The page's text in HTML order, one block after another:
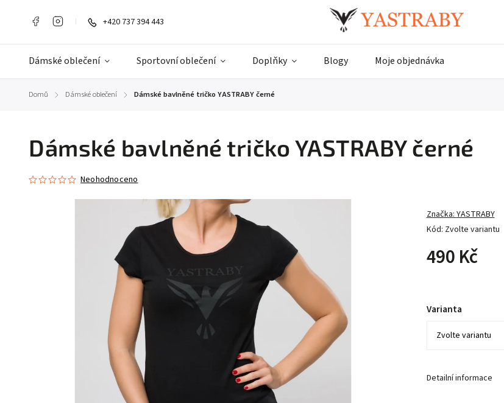
+420 737 394 443
Dámské oblečení Sportovní oblečení Doplňky Blogy Moje objednávka
Domů / Dámské oblečení / Dámské bavlněné tričko YASTRABY černé
Dámské bavlněné tričko YASTRABY černé
Neohodnoceno
Kód: Zvolte variantu
Značka:YASTRABY
490 Kč
Varianta
Detailní informace